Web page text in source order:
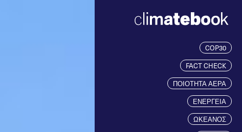
COP30
FACT CHECK
ΠΟΙΟΤΗΤΑ ΑΕΡΑ
ΕΝΕΡΓΕΙΑ
ΩΚΕΑΝΟΣ